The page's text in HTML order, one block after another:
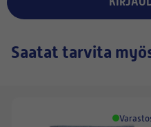
Saatat tarvita